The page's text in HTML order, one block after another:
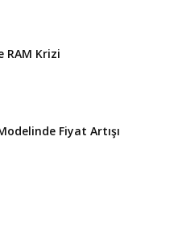
RAM Krizi
Fiyat Artışı